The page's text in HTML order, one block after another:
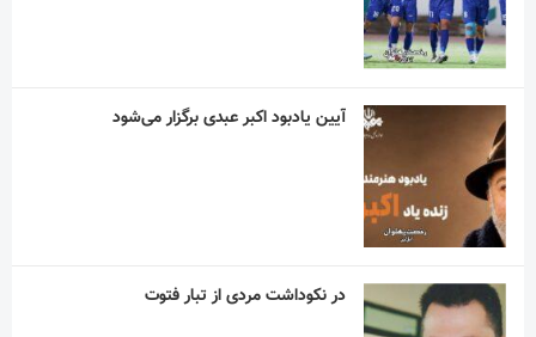
آیین یادبود اکبر عبدی برگزار می‌شود
در نکوداشت مردی از تبار فتوت